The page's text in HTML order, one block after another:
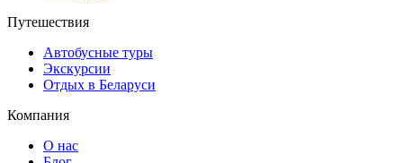
Путешествия
Автобусные туры
Экскурсии
Отдых в Беларуси
Компания
О нас